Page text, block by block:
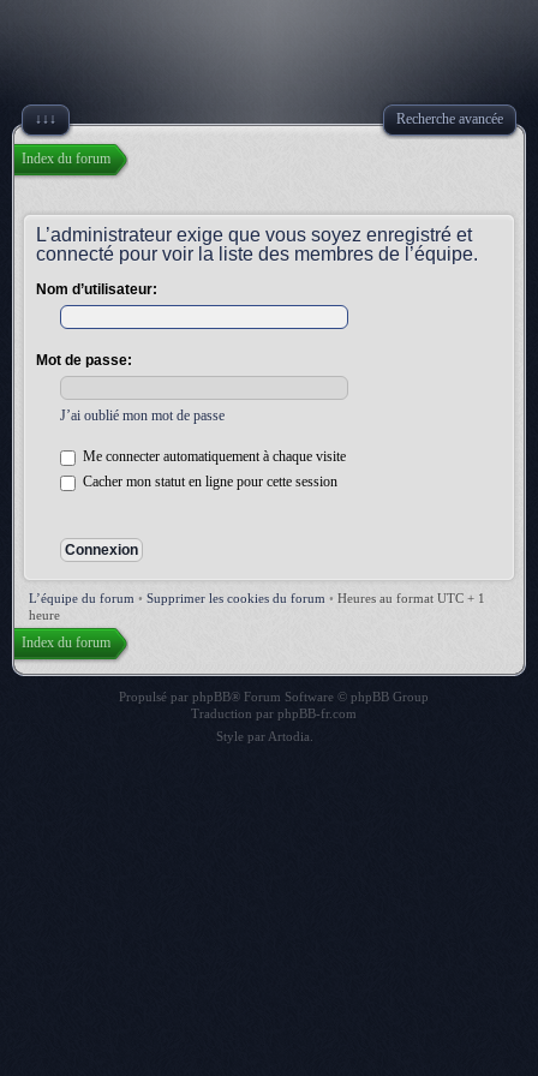
↓↓↓ Recherche avancée
Index du forum
L’administrateur exige que vous soyez enregistré et
connecté pour voir la liste des membres de l’équipe.
Nom d’utilisateur:
Mot de passe:
J’ai oublié mon mot de passe
Me connecter automatiquement à chaque visite
Cacher mon statut en ligne pour cette session
L’équipe du forum • Supprimer les cookies du forum • Heures au format UTC + 1
heure
Index du forum
Propulsé par phpBB® Forum Software © phpBB Group
Traduction par phpBB-fr.com
Style par Artodia